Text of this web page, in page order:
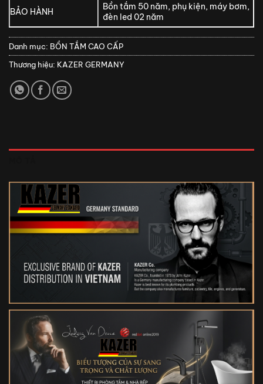
BẢO HÀNH
Bồn tắm 50 năm, phụ kiện, máy bơm,
đèn led 02 năm
Danh mục: BỒN TẮM CAO CẤP
Thương hiệu: KAZER GERMANY